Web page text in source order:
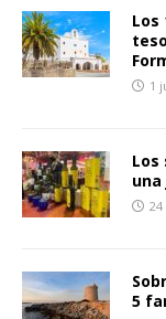
Los
1
Los
24
5